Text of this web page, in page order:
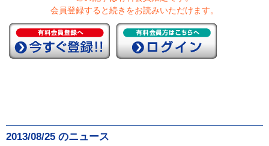
会員登録すると続きをお読みいただけます。
2013/08/25 のニュース